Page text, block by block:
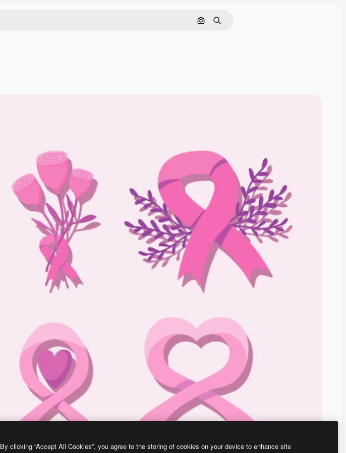
画像で検索
検索
By clicking “Accept All Cookies”, you agree to the storing of cookies on your device to enhance site